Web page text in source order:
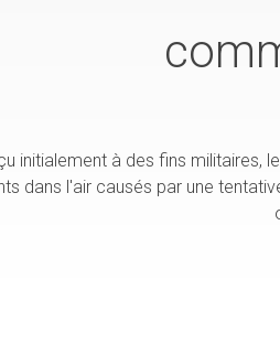
initialement à des fins militaires,
dans l'air causés par une